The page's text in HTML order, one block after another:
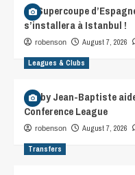
La Supercoupe
s’installera à Istanbul !
robenson August 7, 2026
Leagues & Clubs
Gorby Jean-Baptiste
Conference League
robenson August 7, 2026
Transfers